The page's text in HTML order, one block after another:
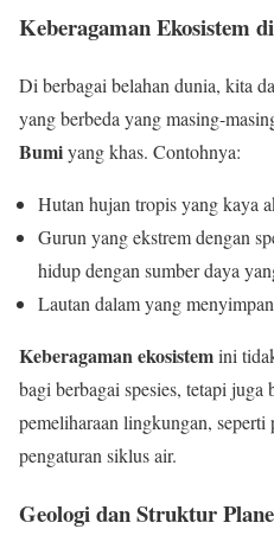
Keberagaman Ekosistem
Di berbagai belahan dunia, kita
yang berbeda yang masing-
Bumiyang khas. Contohnya:
Hutan hujan tropis yang kaya
Gurun yang ekstrem dengan
hidup dengan sumber daya
Lautan dalam yang
Keberagaman ekosistemini
bagi berbagai spesies, tetapi juga
pemeliharaan lingkungan,
pengaturan siklus air.
Geologi dan Struktur